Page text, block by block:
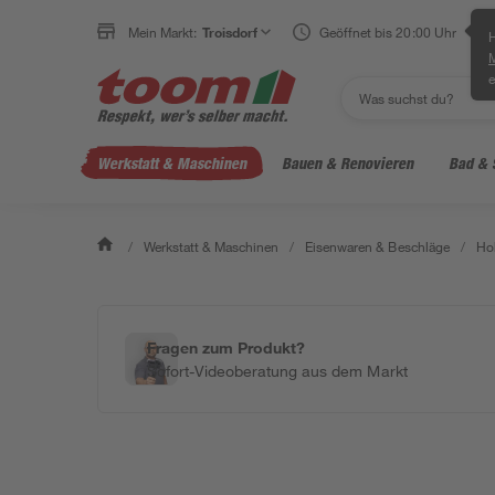
Mein Markt: Troisdorf Geöffnet bis 20:00 Uhr
Werkstatt & Maschinen Bauen & Renovieren Bad &
/ Werkstatt & Maschinen / Eisenwaren & Beschläge /
Fragen zum Produkt?
Sofort-Videoberatung aus dem Markt